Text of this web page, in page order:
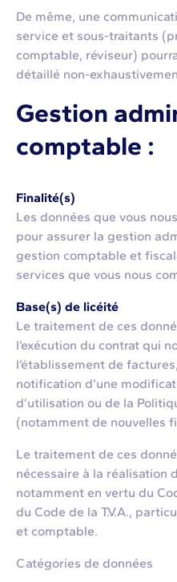
De même, une
service et sous-traitants
comptable, réviseur)
détaillé non-
Gestion
comptable :
Finalité(s)
Les données que vous
pour assurer la gestion
gestion comptable et
services que vous nous
Base(s) de licéité
Le traitement de ces
l’exécution du contrat qui
l’établissement de
notification d’une
d’utilisation ou de la
(notamment de nouvelles
Le traitement de ces
nécessaire à la réalisation
notamment en vertu du
du Code de la T.V.A.,
et comptable.
Catégories de données